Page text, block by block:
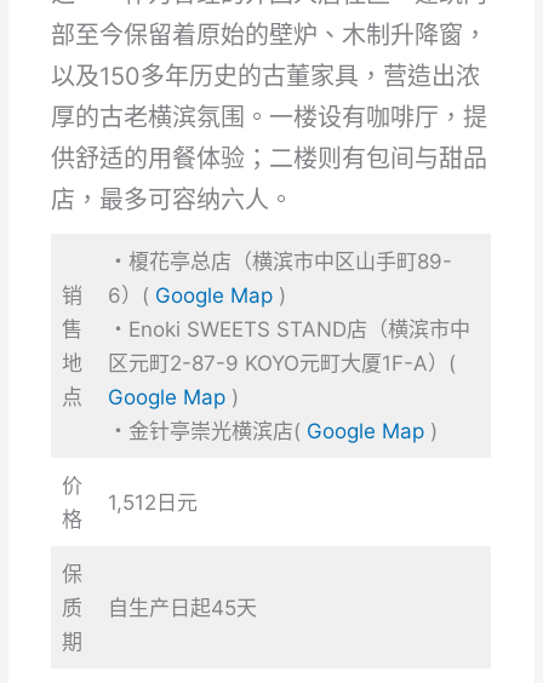
部至今保留着原始的壁炉、木制升降窗，
以及150多年历史的古董家具，营造出浓
厚的古老横滨氛围。一楼设有咖啡厅，提
供舒适的用餐体验；二楼则有包间与甜品
店，最多可容纳六人。
销
售
地
点
・榎花亭总店（横滨市中区山手町89-
6）( Google Map )
・Enoki SWEETS STAND店（横滨市中
区元町2-87-9 KOYO元町大厦1F-A）(
Google Map )
・金针亭崇光横滨店( Google Map )
价
格
1,512日元
保
质
期
自生产日起45天